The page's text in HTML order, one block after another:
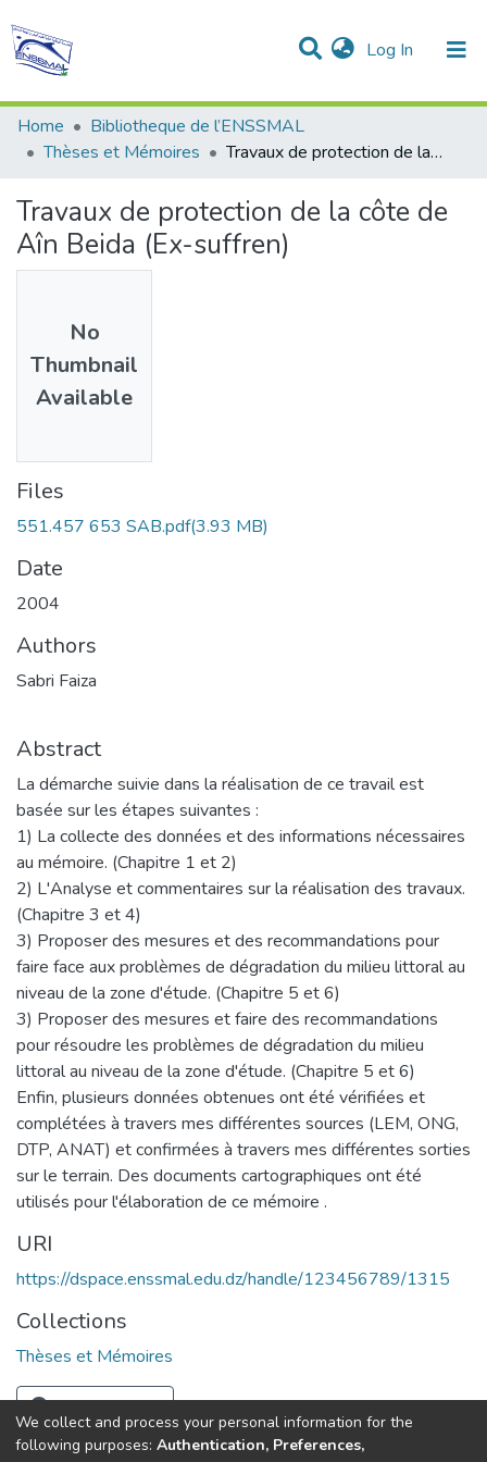
Log In (current)
Communities & Collections
Statistics
All of DSpace
Home
Bibliotheque de l’ENSSMAL
Thèses et Mémoires
Travaux de protection de la côte de Aîn Beida (Ex-suffren)
Travaux de protection de la côte de
Aîn Beida (Ex-suffren)
No
Thumbnail
Available
Files
551.457 653 SAB.pdf(3.93 MB)
Date
2004
Authors
Sabri Faiza
Abstract
La démarche suivie dans la réalisation de ce travail est
basée sur les étapes suivantes :
1) La collecte des données et des informations nécessaires
au mémoire. (Chapitre 1 et 2)
2) L'Analyse et commentaires sur la réalisation des travaux.
(Chapitre 3 et 4)
3) Proposer des mesures et des recommandations pour
faire face aux problèmes de dégradation du milieu littoral au
niveau de la zone d'étude. (Chapitre 5 et 6)
3) Proposer des mesures et faire des recommandations
pour résoudre les problèmes de dégradation du milieu
littoral au niveau de la zone d'étude. (Chapitre 5 et 6)
Enfin, plusieurs données obtenues ont été vérifiées et
complétées à travers mes différentes sources (LEM, ONG,
DTP, ANAT) et confirmées à travers mes différentes sorties
sur le terrain. Des documents cartographiques ont été
utilisés pour l'élaboration de ce mémoire .
URI
https://dspace.enssmal.edu.dz/handle/123456789/1315
Collections
Thèses et Mémoires
Full item page
We collect and process your personal information for the
following purposes: Authentication, Preferences,